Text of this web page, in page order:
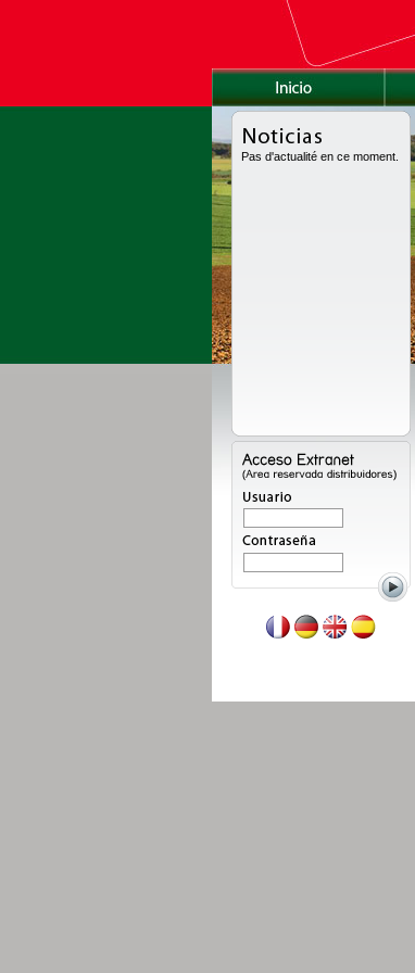
Pas d'actualité en ce moment.
enteramente rediseñada con una nueva caja de grande volumen, con nuevo
nuevo. Gama disponible de 8 a 24t en grande volumen, de 11 a 18t en la